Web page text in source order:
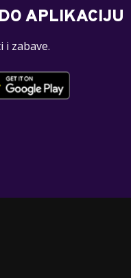
APLIKACIJU
i zabave.